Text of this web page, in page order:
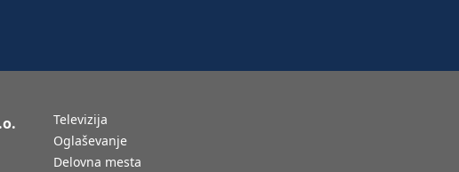
Televizija
Oglaševanje
Delovna mesta